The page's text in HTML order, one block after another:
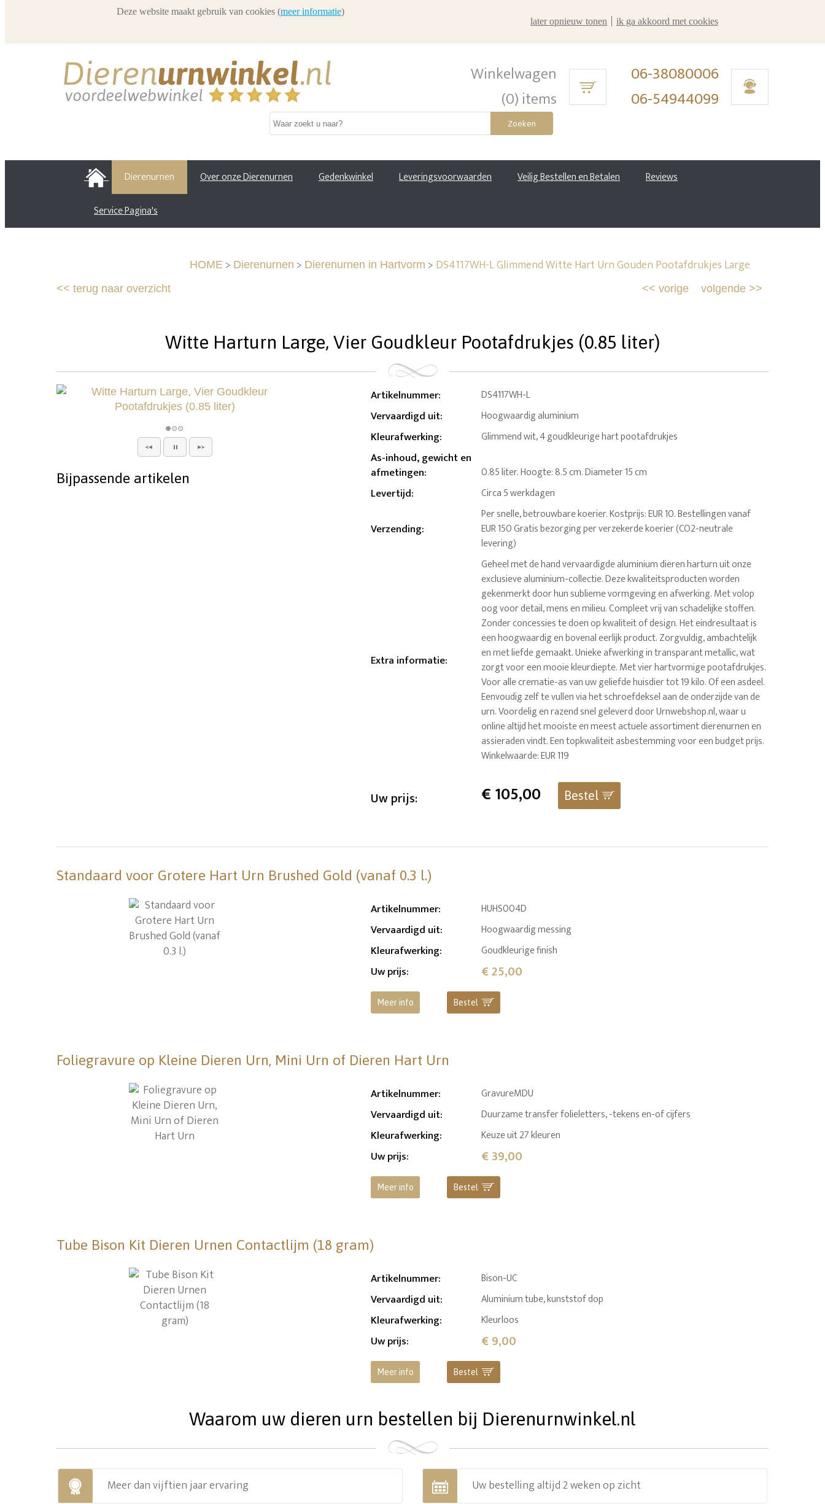
Winkelwagen
(0) items
06-38080006
06-54944099
Zoeken
HOME Dierenurnen Over onze Dierenurnen Gedenkwinkel Leveringsvoorwaarden Veilig Bestellen en Betalen Reviews
Service Pagina's
HOME > Dierenurnen > Dierenurnen in Hartvorm > DS4117WH-L Glimmend Witte Hart Urn Gouden Pootafdrukjes Large
<< terug naar overzicht volgende >>
<< vorige
Witte Harturn Large, Vier Goudkleur Pootafdrukjes (0.85 liter)
Artikelnummer: DS4117WH-L
Vervaardigd uit: Hoogwaardig aluminium
Kleurafwerking: Glimmend wit, 4 goudkleurige hart pootafdrukjes
As-inhoud, gewicht en
afmetingen: 0.85 liter. Hoogte: 8.5 cm. Diameter 15 cm
Levertijd: Circa 5 werkdagen
Verzending:
Per snelle, betrouwbare koerier. Kostprijs: EUR 10. Bestellingen vanaf
EUR 150 Gratis bezorging per verzekerde koerier (CO2-neutrale
levering)
Extra informatie:
Geheel met de hand vervaardigde aluminium dieren harturn uit onze
exclusieve aluminium-collectie. Deze kwaliteitsproducten worden
gekenmerkt door hun sublieme vormgeving en afwerking. Met volop
oog voor detail, mens en milieu. Compleet vrij van schadelijke stoffen.
Zonder concessies te doen op kwaliteit of design. Het eindresultaat is
een hoogwaardig en bovenal eerlijk product. Zorgvuldig, ambachtelijk
en met liefde gemaakt. Unieke afwerking in transparant metallic, wat
zorgt voor een mooie kleurdiepte. Met vier hartvormige pootafdrukjes.
Voor alle crematie-as van uw geliefde huisdier tot 19 kilo. Of een asdeel.
Eenvoudig zelf te vullen via het schroefdeksel aan de onderzijde van de
urn. Voordelig en razend snel geleverd door Urnwebshop.nl, waar u
online altijd het mooiste en meest actuele assortiment dierenurnen en
assieraden vindt. Een topkwaliteit asbestemming voor een budget prijs.
Winkelwaarde: EUR 119
Uw prijs: €105,00 Bestel
Bijpassende artikelen
Standaard voor Grotere Hart Urn Brushed Gold (vanaf 0.3 l.)
Artikelnummer: HUHS004D
Vervaardigd uit: Hoogwaardig messing
Kleurafwerking: Goudkleurige finish
Uw prijs: € 25,00
Meer info Bestel
Foliegravure op Kleine Dieren Urn, Mini Urn of Dieren Hart Urn
Artikelnummer: GravureMDU
Vervaardigd uit: Duurzame transfer folieletters, -tekens en-of cijfers
Kleurafwerking: Keuze uit 27 kleuren
Uw prijs: € 39,00
Meer info Bestel
Tube Bison Kit Dieren Urnen Contactlijm (18 gram)
Artikelnummer: Bison-UC
Vervaardigd uit: Aluminium tube, kunststof dop
Kleurafwerking: Kleurloos
Uw prijs: € 9,00
Meer info Bestel
Waarom uw dieren urn bestellen bij Dierenurnwinkel.nl
Meer dan vijftien jaar ervaring Uw bestelling altijd 2 weken op zicht
Deze website maakt gebruik van cookies (meer informatie)
later opnieuw tonen
ik ga akkoord met cookies